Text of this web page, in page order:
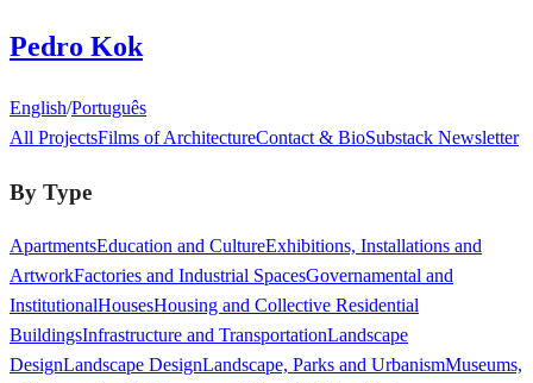
Pedro Kok
English/Português
All ProjectsFilms of ArchitectureContact & BioSubstack Newsletter
By Type
ApartmentsEducation and CultureExhibitions, Installations and
ArtworkFactories and Industrial SpacesGovernamental and
InstitutionalHousesHousing and Collective Residential
BuildingsInfrastructure and TransportationLandscape
DesignLandscape DesignLandscape, Parks and UrbanismMuseums,